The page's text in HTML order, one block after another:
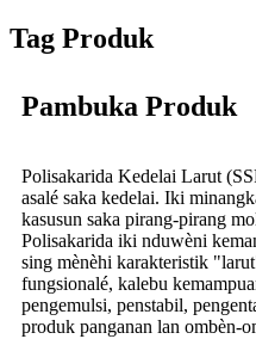
Tag Produk
Pambuka Produk
Polisakarida Kedelai Larut
asalé saka kedelai. Iki
kasusun saka pirang-pirang
Polisakarida iki nduwèni
sing mènèhi karakteristik
fungsionalé, kalebu
pengemulsi, penstabil,
produk panganan lan ombèn-